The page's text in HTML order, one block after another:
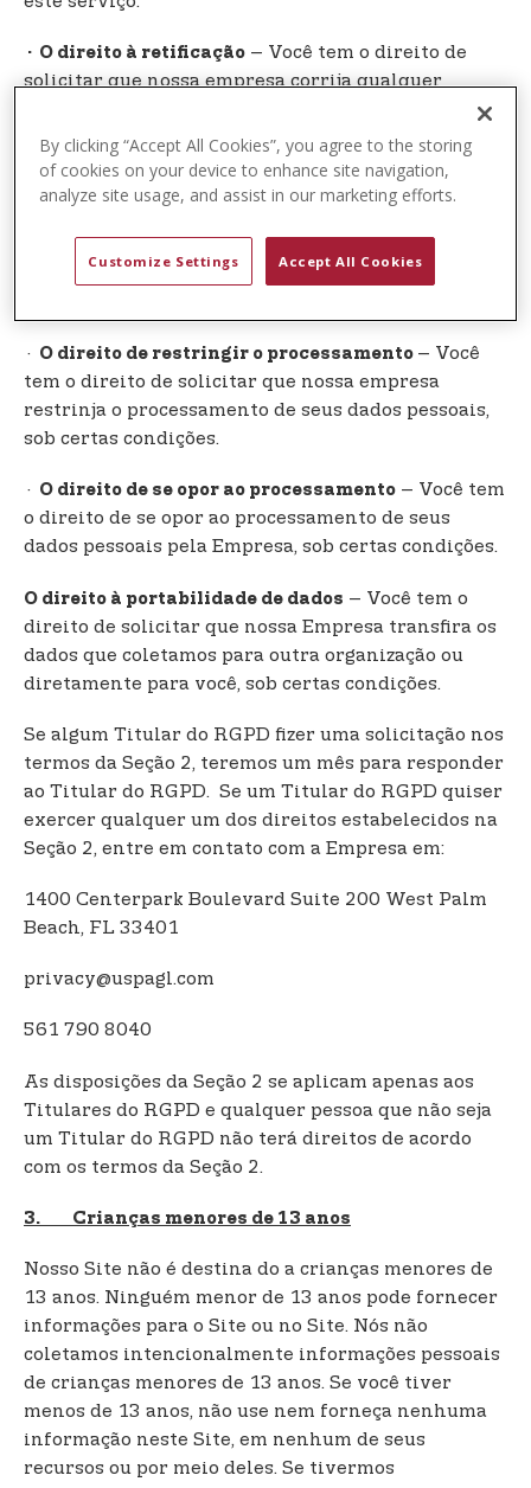
· O direito à retificação – Você tem o direito de
solicitar que nossa empresa corrija qualquer
Você também tem o direito de solicitar que nossa
empresa preencha informações que você acredita
estarem incompletas
– Você tem o direito de
solicitar que nossa empresa apague seus dados
· O direito de restringir o processamento – Você
tem o direito de solicitar que nossa empresa
restrinja o processamento de seus dados pessoais,
sob certas condições.
· O direito de se opor ao processamento – Você tem
o direito de se opor ao processamento de seus
dados pessoais pela Empresa, sob certas condições.
O direito à portabilidade de dados – Você tem o
direito de solicitar que nossa Empresa transfira os
dados que coletamos para outra organização ou
diretamente para você, sob certas condições.
Se algum Titular do RGPD fizer uma solicitação nos
termos da Seção 2, teremos um mês para responder
ao Titular do RGPD. Se um Titular do RGPD quiser
exercer qualquer um dos direitos estabelecidos na
Seção 2, entre em contato com a Empresa em:
1400 Centerpark Boulevard Suite 200 West Palm
Beach, FL 33401
privacy@uspagl.com
561 790 8040
As disposições da Seção 2 se aplicam apenas aos
Titulares do RGPD e qualquer pessoa que não seja
um Titular do RGPD não terá direitos de acordo
com os termos da Seção 2.
3. Crianças menores de 13 anos
Nosso Site não é destina do a crianças menores de
13 anos. Ninguém menor de 13 anos pode fornecer
informações para o Site ou no Site. Nós não
coletamos intencionalmente informações pessoais
de crianças menores de 13 anos. Se você tiver
menos de 13 anos, não use nem forneça nenhuma
informação neste Site, em nenhum de seus
recursos ou por meio deles. Se tivermos
By clicking “Accept All Cookies”, you agree to the storing
of cookies on your device to enhance site navigation,
analyze site usage, and assist in our marketing efforts.
Customize Settings Accept All Cookies